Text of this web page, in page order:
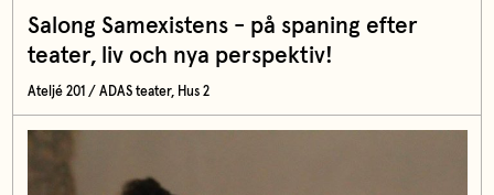
Salong Samexistens - på spaning efter
teater, liv och nya perspektiv!
Ateljé 201 / ADAS teater, Hus 2